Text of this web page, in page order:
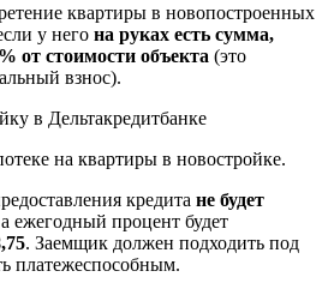
квартиры в новопостроенных
у него на руках есть сумма,
от стоимости объекта (это
взнос).
на квартиры в новостройке.
кредита не будет
ежегодный процент будет
. Заемщик должен подходить под
платежеспособным.